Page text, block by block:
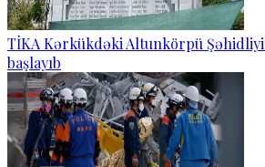
TİKA Kərkükdəki Altunkörpü
başlayıb